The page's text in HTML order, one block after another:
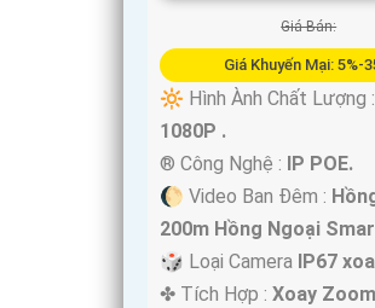
Giá Bán:
Giá Khuyến Mại: 5%-
🔆 Hình Ành Chất Lượng :
1080P .
®️ Công Nghệ : IP POE.
🌔 Video Ban Đêm :
200m Hồng Ngoại
🎲 Loại Camera IP67
️✤ Tích Hợp : Xoay